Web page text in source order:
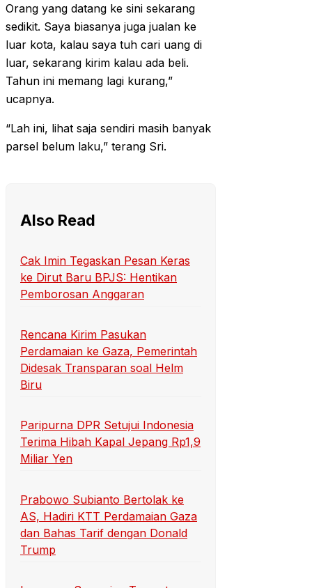
Orang yang datang ke sini sekarang
sedikit. Saya biasanya juga jualan ke
luar kota, kalau saya tuh cari uang di
luar, sekarang kirim kalau ada beli.
Tahun ini memang lagi kurang,”
ucapnya.
“Lah ini, lihat saja sendiri masih banyak
parsel belum laku,” terang Sri.
Also Read
Cak Imin Tegaskan Pesan Keras
ke Dirut Baru BPJS: Hentikan
Pemborosan Anggaran
Rencana Kirim Pasukan
Perdamaian ke Gaza, Pemerintah
Didesak Transparan soal Helm
Biru
Paripurna DPR Setujui Indonesia
Terima Hibah Kapal Jepang Rp1,9
Miliar Yen
Prabowo Subianto Bertolak ke
AS, Hadiri KTT Perdamaian Gaza
dan Bahas Tarif dengan Donald
Trump